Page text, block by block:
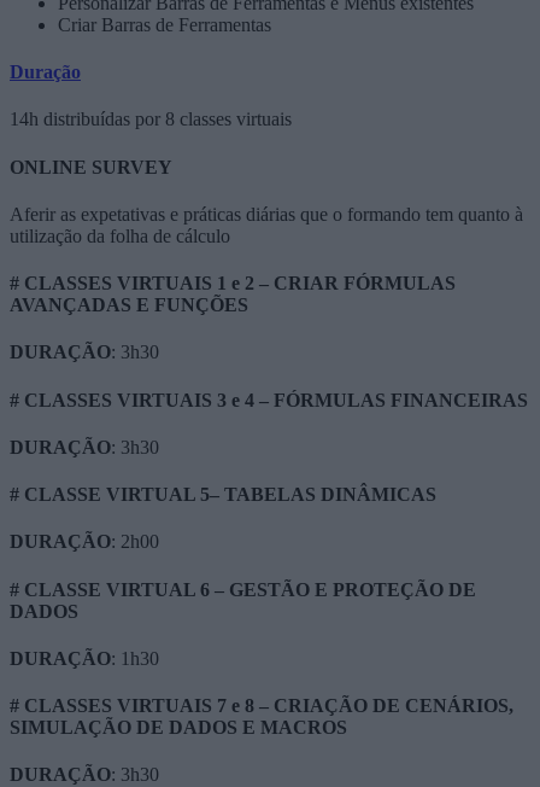
Criar Barras de Ferramentas
Duração
14h distribuídas por 8 classes virtuais
ONLINE SURVEY
Aferir as expetativas e práticas diárias que o formando tem quanto à
utilização da folha de cálculo
# CLASSES VIRTUAIS 1 e 2 – CRIAR FÓRMULAS
AVANÇADAS E FUNÇÕES
DURAÇÃO: 3h30
# CLASSES VIRTUAIS 3 e 4 – FÓRMULAS FINANCEIRAS
DURAÇÃO: 3h30
# CLASSE VIRTUAL 5– TABELAS DINÂMICAS
DURAÇÃO: 2h00
# CLASSE VIRTUAL 6 – GESTÃO E PROTEÇÃO DE
DADOS
DURAÇÃO: 1h30
# CLASSES VIRTUAIS 7 e 8 – CRIAÇÃO DE CENÁRIOS,
SIMULAÇÃO DE DADOS E MACROS
DURAÇÃO: 3h30